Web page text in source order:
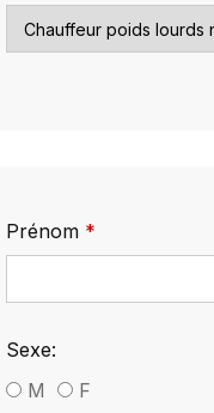
Prénom
Sexe:
M
F